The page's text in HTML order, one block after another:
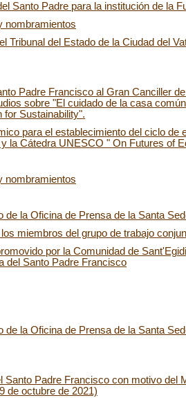
Santo Padre para la institución de la
nombramientos
Tribunal del Estado de la Ciudad del
Padre Francisco al Gran Canciller
sobre "El cuidado de la casa
for Sustainability".
para el establecimiento del ciclo
y la Cátedra UNESCO " On Futures of
nombramientos
de la Oficina de Prensa de la Santa
miembros del grupo de trabajo
por la Comunidad de
del Santo Padre Francisco
de la Oficina de Prensa de la Santa
Santo Padre Francisco con motivo del
de octubre de 2021)